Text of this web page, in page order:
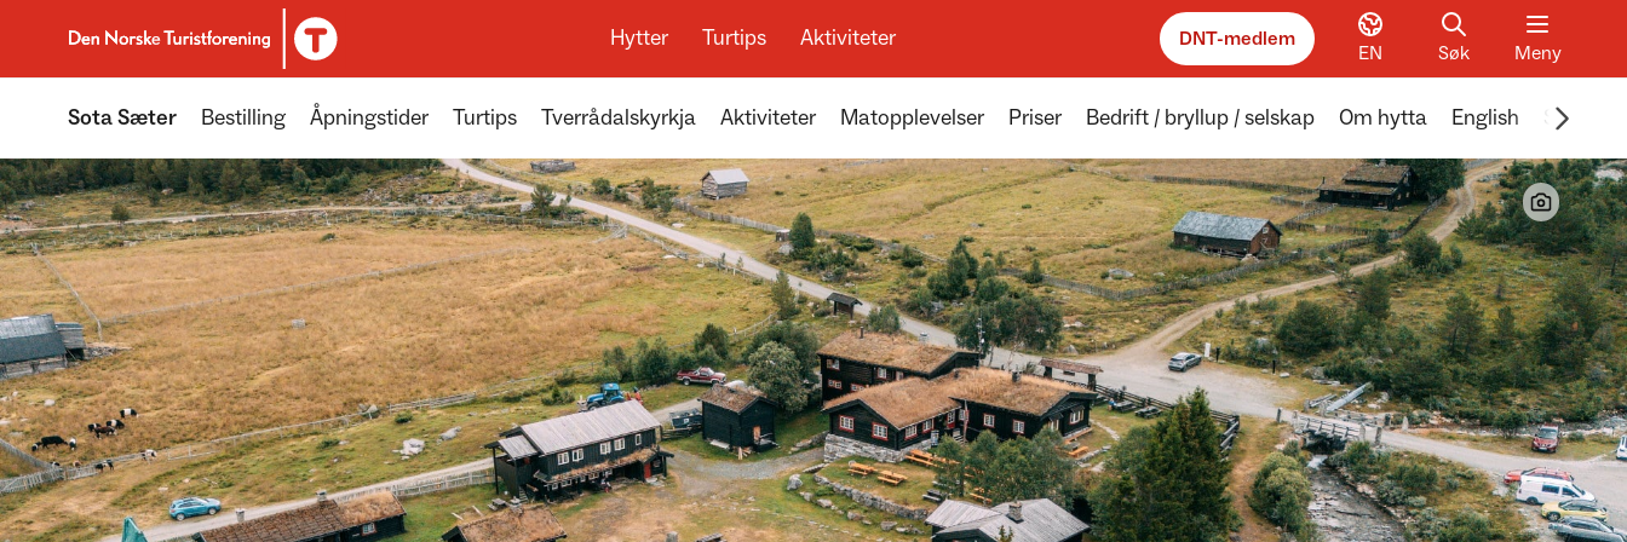
Til DNT.no forside
Hytter Turtips Aktiviteter DNT-medlem
EN Søk Meny
Sota Sæter Bestilling Åpningstider Turtips Tverrådalskyrkja Aktiviteter Matopplevelser Priser Bedrift / bryllup / selskap Om hytta English Sotdur
Scroll